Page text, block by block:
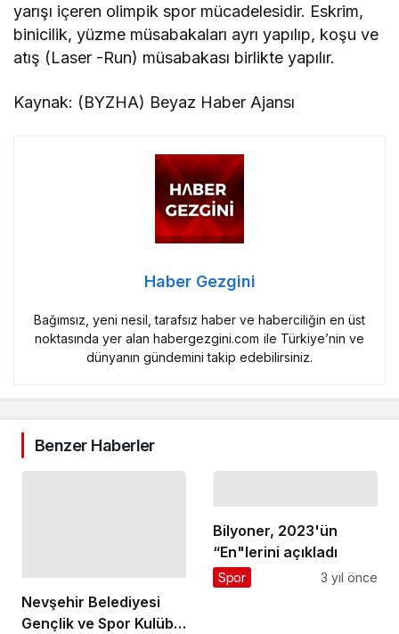
yarışı içeren olimpik spor mücadelesidir. Eskrim,
binicilik, yüzme müsabakaları ayrı yapılıp, koşu ve
atış (Laser -Run) müsabakası birlikte yapılır.
Kaynak: (BYZHA) Beyaz Haber Ajansı
Haber Gezgini
Bağımsız, yeni nesil, tarafsız haber ve haberciliğin en üst
noktasında yer alan habergezgini.com ile Türkiye’nin ve
dünyanın gündemini takip edebilirsiniz.
Benzer Haberler
Nevşehir Belediyesi
Gençlik ve Spor Kulübü
Bilyoner, 2023'ün
“En"lerini açıkladı
Spor 3 yıl önce